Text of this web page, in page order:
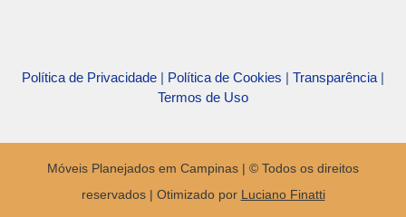
Política de Privacidade | Política de Cookies | Transparência |
Termos de Uso
Móveis Planejados em Campinas | © Todos os direitos
reservados | Otimizado por Luciano Finatti